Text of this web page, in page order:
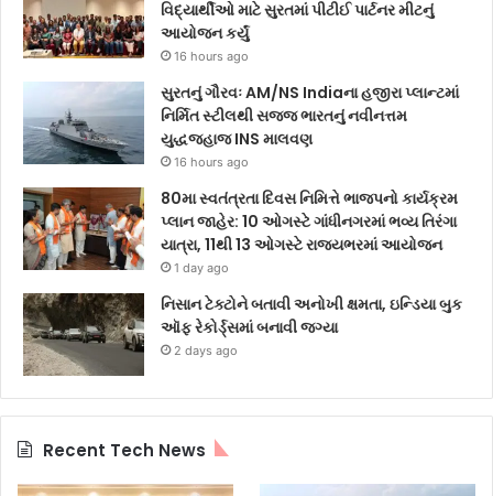
વિદ્યાર્થીઓ માટે સુરતમાં પીટીઈ પાર્ટનર મીટનું
આયોજન કર્યું
16 hours ago
સુરતનું ગૌરવઃ AM/NS Indiaના હજીરા પ્લાન્ટમાં
નિર્મિત સ્ટીલથી સજ્જ ભારતનું નવીનત્તમ
યુદ્ધજહાજ INS માલવણ
16 hours ago
80મા સ્વતંત્રતા દિવસ નિમિત્તે ભાજપનો કાર્યક્રમ
પ્લાન જાહેર: 10 ઓગસ્ટે ગાંધીનગરમાં ભવ્ય તિરંગા
યાત્રા, 11થી 13 ઓગસ્ટે રાજ્યભરમાં આયોજન
1 day ago
નિસાન ટેક્ટોને બતાવી અનોખી ક્ષમતા, ઇન્ડિયા બુક
ઑફ રેકોર્ડ્સમાં બનાવી જગ્યા
2 days ago
Recent Tech News